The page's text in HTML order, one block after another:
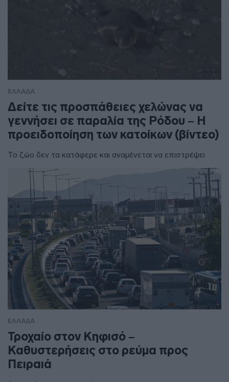
ΕΛΛΑΔΑ
Δείτε τις προσπάθειες χελώνας να
γεννήσει σε παραλία της Ρόδου – Η
προειδοποίηση των κατοίκων (βίντεο)
Το ζώο δεν τα κατάφερε και αναμένεται να επιστρέψει
ΕΛΛΑΔΑ
Τροχαίο στον Κηφισό –
Καθυστερήσεις στο ρεύμα προς
Πειραιά